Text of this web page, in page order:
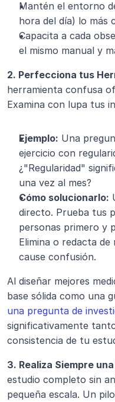
Mantén el entorno
hora del día) lo más
Capacita a cada
el mismo manual y
2. Perfecciona tus
herramienta confusa
Examina con lupa tus
Ejemplo: Una
ejercicio con
¿"Regularidad"
una vez al mes?
Cómo solucionarlo:
directo. Prueba tus
personas primero y
Elimina o redacta
cause confusión.
Al diseñar mejores
base sólida como una
una pregunta de
significativamente
consistencia de tu
3. Realiza Siempre
estudio completo sin
pequeña escala. Un